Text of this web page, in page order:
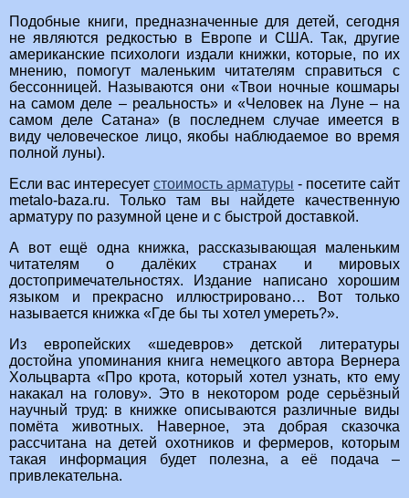
Подобные книги, предназначенные для детей, сегодня
не являются редкостью в Европе и США. Так, другие
американские психологи издали книжки, которые, по их
мнению, помогут маленьким читателям справиться с
бессонницей. Называются они «Твои ночные кошмары
на самом деле – реальность» и «Человек на Луне – на
самом деле Сатана» (в последнем случае имеется в
виду человеческое лицо, якобы наблюдаемое во время
полной луны).
Если вас интересует стоимость арматуры - посетите сайт
metalo-baza.ru. Только там вы найдете качественную
арматуру по разумной цене и с быстрой доставкой.
А вот ещё одна книжка, рассказывающая маленьким
читателям о далёких странах и мировых
достопримечательностях. Издание написано хорошим
языком и прекрасно иллюстрировано… Вот только
называется книжка «Где бы ты хотел умереть?».
Из европейских «шедевров» детской литературы
достойна упоминания книга немецкого автора Вернера
Хольцварта «Про крота, который хотел узнать, кто ему
накакал на голову». Это в некотором роде серьёзный
научный труд: в книжке описываются различные виды
помёта животных. Наверное, эта добрая сказочка
рассчитана на детей охотников и фермеров, которым
такая информация будет полезна, а её подача –
привлекательна.